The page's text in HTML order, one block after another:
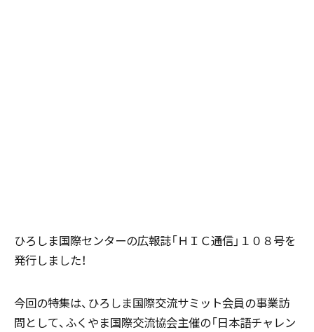
ひろしま国際センターの広報誌「ＨＩＣ通信」１０８号を
発行しました！
今回の特集は、ひろしま国際交流サミット会員の事業訪
問として、ふくやま国際交流協会主催の「日本語チャレン